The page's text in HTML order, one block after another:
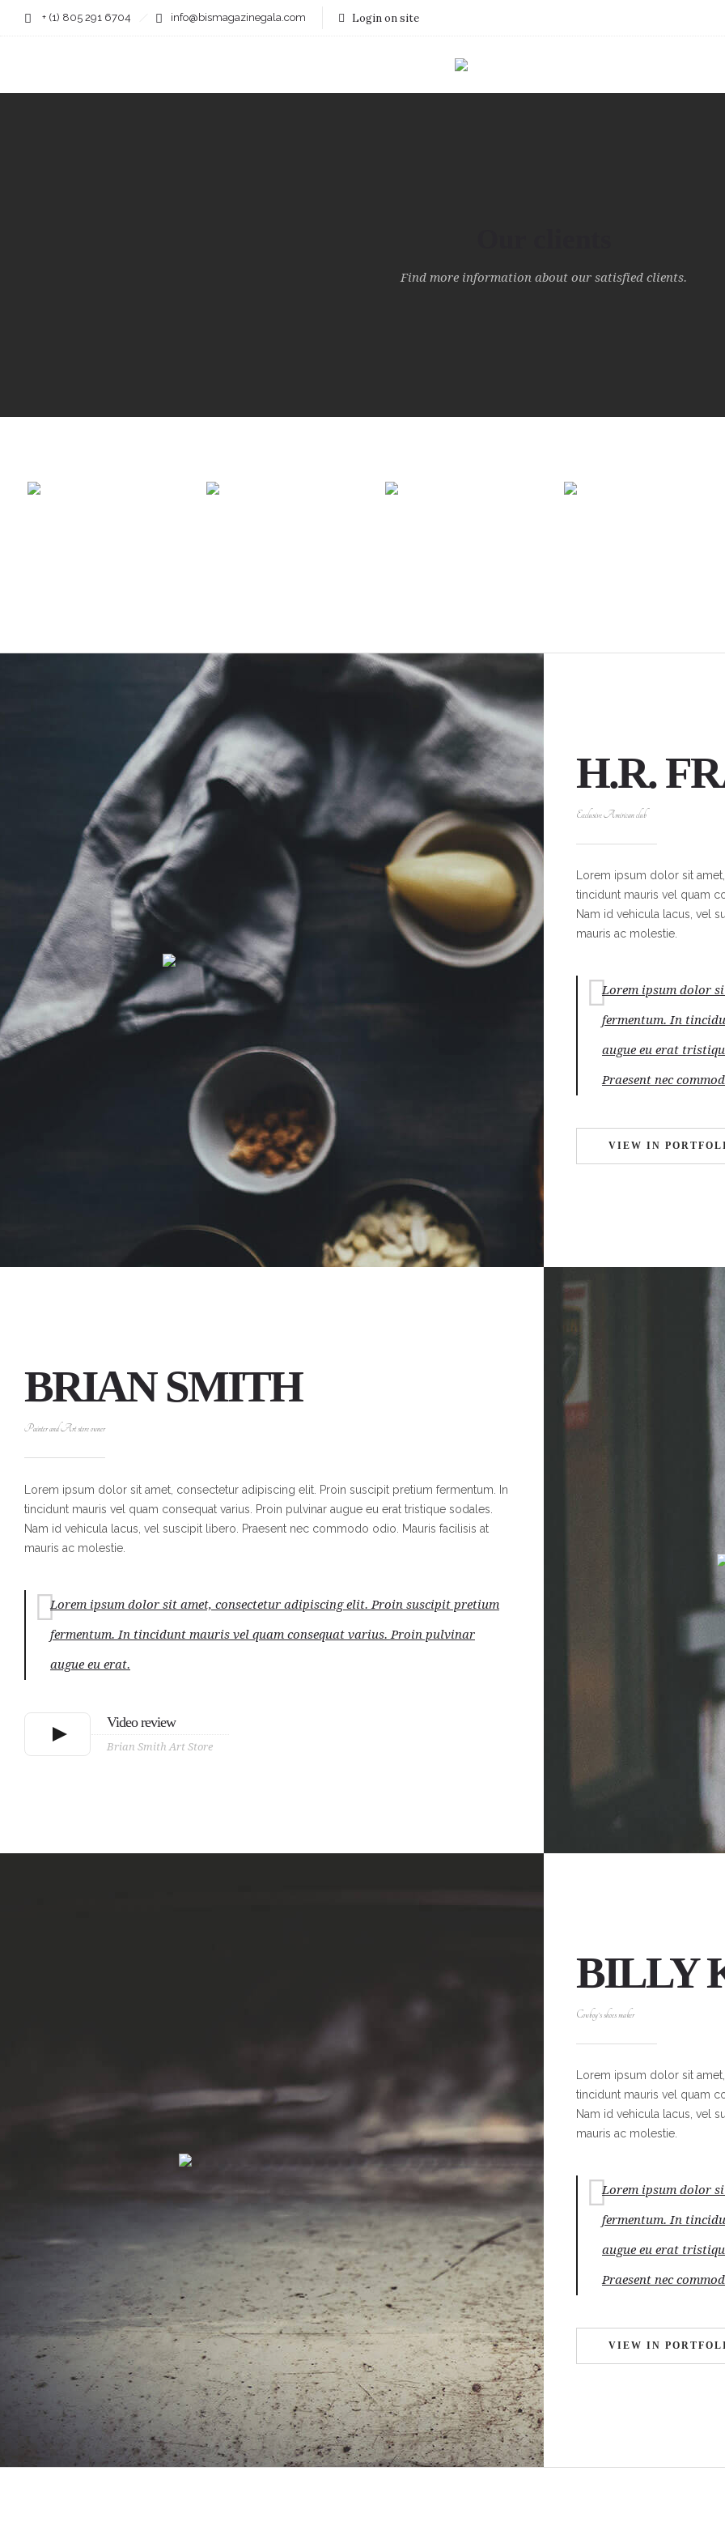
+ (1) 805 291 6704 info@bismagazinegala.com Login on site
Find more information about our satisfied clients.
H.R.
Exclusive Amirican club
Lorem ipsum dolor sit
tincidunt mauris vel quam
Nam id vehicula lacus, vel
mauris ac molestie.
Lorem ipsum dolor
fermentum. In
augue eu erat
Praesent nec
VIEW IN
BRIAN SMITH
Painter and Art store owner
Lorem ipsum dolor sit amet, consectetur adipiscing elit. Proin suscipit pretium fermentum. In
tincidunt mauris vel quam consequat varius. Proin pulvinar augue eu erat tristique sodales.
Nam id vehicula lacus, vel suscipit libero. Praesent nec commodo odio. Mauris facilisis at
mauris ac molestie.
Lorem ipsum dolor sit amet, consectetur adipiscing elit. Proin suscipit pretium
fermentum. In tincidunt mauris vel quam consequat varius. Proin pulvinar
augue eu erat.
Video review
Brian Smith Art Store
BILLY
Cowboy's shoes maker
Lorem ipsum dolor sit
tincidunt mauris vel quam
Nam id vehicula lacus, vel
mauris ac molestie.
Lorem ipsum dolor
fermentum. In
augue eu erat
Praesent nec
VIEW IN